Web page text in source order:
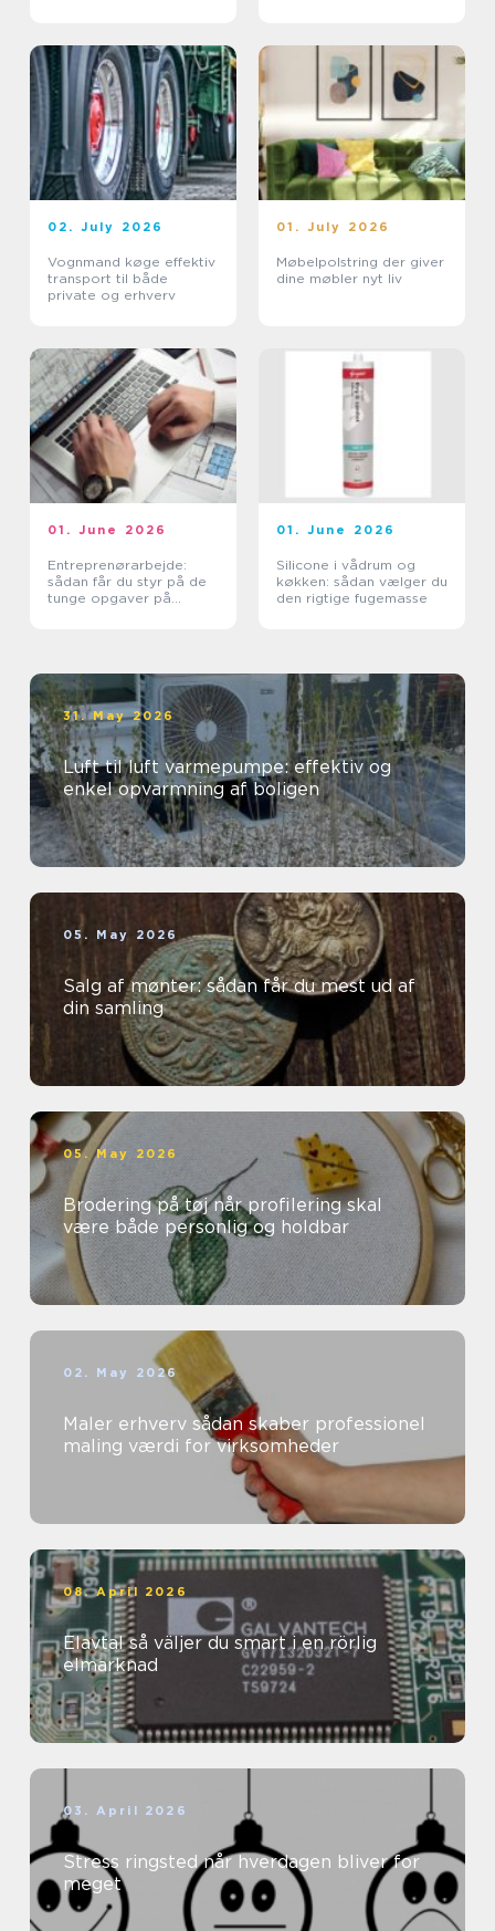
02. July 2026
Vognmand køge effektiv
transport til både
private og erhverv
01. July 2026
Møbelpolstring der giver
dine møbler nyt liv
01. June 2026
Entreprenørarbejde:
sådan får du styr på de
tunge opgaver på
01. June 2026
Silicone i vådrum og
køkken: sådan vælger du
den rigtige fugemasse
31. May 2026
Luft til luft varmepumpe: effektiv og
enkel opvarmning af boligen
05. May 2026
Salg af mønter: sådan får du mest ud af
din samling
05. May 2026
Brodering på tøj når profilering skal
være både personlig og holdbar
02. May 2026
Maler erhverv sådan skaber professionel
maling værdi for virksomheder
08. April 2026
Elavtal så väljer du smart i en rörlig
elmarknad
03. April 2026
Stress ringsted når hverdagen bliver for
meget